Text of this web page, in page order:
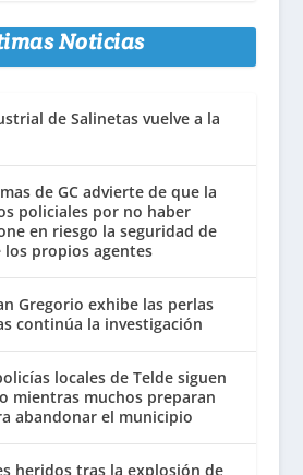
Noticias
de Salinetas vuelve a la
de GC advierte de que la
policiales por no haber
en riesgo la seguridad de
los propios agentes
Gregorio exhibe las perlas
continúa la investigación
locales de Telde siguen
mientras muchos preparan
abandonar el municipio
heridos tras la explosión de